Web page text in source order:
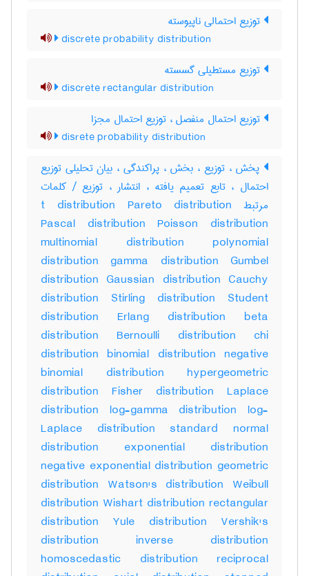
توزیع احتمالی ناپیوسته
discrete probability distribution
توزیع مستطیلی گسسته
discrete rectangular distribution
توزیع احتمال منفصل ، توزیع احتمال مجزا
disrete probability distribution
پخش ، توزیع ، بخش ، پراکندگی ، بیان تحلیلی توزیع
احتمال ، تابع تعمیم یافته ، انتشار ، توزیع / کلمات
مرتبط t distribution Pareto distribution
Pascal distribution Poisson distribution
multinomial distribution polynomial
distribution gamma distribution Gumbel
distribution Gaussian distribution Cauchy
distribution Stirling distribution Student
distribution Erlang distribution beta
distribution Bernoulli distribution chi
distribution binomial distribution negative
binomial distribution hypergeometric
distribution Fisher distribution Laplace
distribution log-gamma distribution log-
Laplace distribution standard normal
distribution exponential distribution
negative exponential distribution geometric
distribution Watson's distribution Weibull
distribution Wishart distribution rectangular
distribution Yule distribution Vershik's
distribution inverse distribution
homoscedastic distribution reciprocal